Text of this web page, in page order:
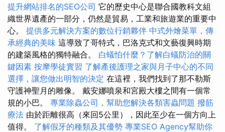
提升網站排名的SEO公司 它的歷史中心是聯合國教科文組
織世界遺產的一部分，仍然是貿易，工業和旅遊業的重要中
心。 提供多元解決方案的數位行銷夥伴 中式外燴菜單，傳
承經典的美味 這導致了哥特式，巴洛克式和文藝復興時期
的建築風格的獨特融合。 白蟻怕什麼？了解白蟻防治的關
鍵因素 按摩學徒實習 了解產後護理之家與月子中心的不同
選擇，讓您做出明智的決定 在這裡，我們找到了那不勒斯
守護神聖月的雕像。 戴安娜噴泉和宮殿大樓之間有一個常
規的小巴。 專業除蟲公司，幫助您解決各類害蟲問題 撥筋
療法 由於距離很高（來回5公里），因此至少在一個方向上
值得。 了解假牙的種類及其優勢 專業SEO Agency幫助你